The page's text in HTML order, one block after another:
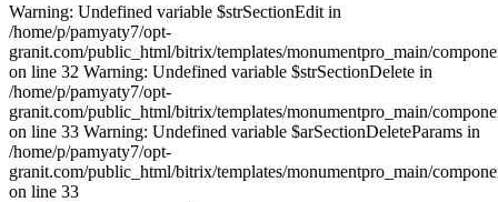
Warning: Undefined variable $strSectionEdit in
/home/p/pamyaty7/opt-
granit.com/public_html/bitrix/templates/monumentpro_main/
on line 32 Warning: Undefined variable $strSectionDelete in
/home/p/pamyaty7/opt-
granit.com/public_html/bitrix/templates/monumentpro_main/
on line 33 Warning: Undefined variable $arSectionDeleteParams in
/home/p/pamyaty7/opt-
granit.com/public_html/bitrix/templates/monumentpro_main/
on line 33